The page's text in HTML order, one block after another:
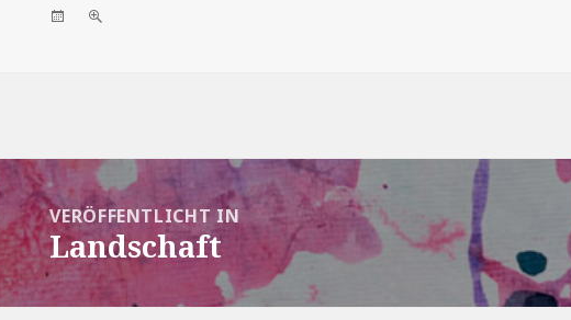
Veröffentlicht
VERÖFFENTLICHT IN
Landschaft